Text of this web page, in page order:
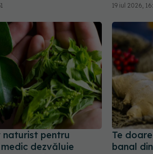
19 iul 2026,
pentru
dezvăluie
Te
banal